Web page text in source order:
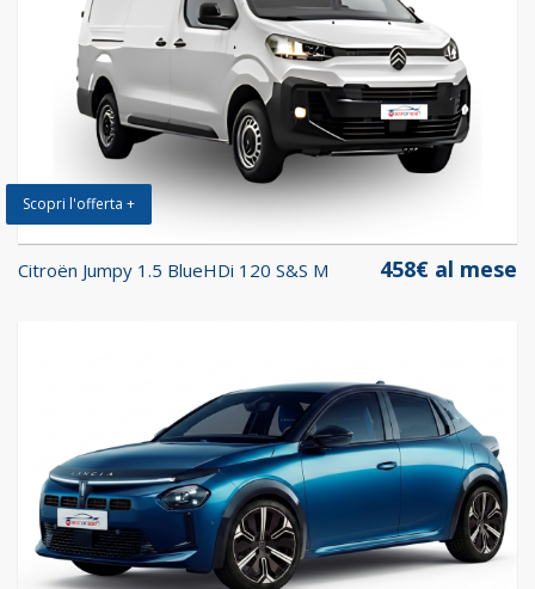
Scopri l'offerta +
Citroën Jumpy 1.5 BlueHDi 120 S&S M 458€ al mese